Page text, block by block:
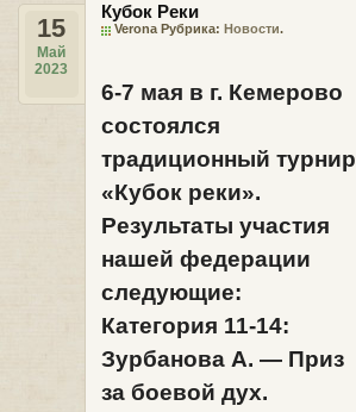
Кубок Реки
Verona Рубрика: Новости.
15
Май
2023
6-7 мая в г. Кемерово
состоялся
традиционный турнир
«Кубок реки».
Результаты участия
нашей федерации
следующие:
Категория 11-14:
Зурбанова А. — Приз
за боевой дух.